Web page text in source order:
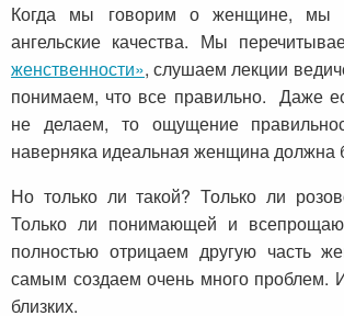
Когда мы говорим о женщине, мы
ангельские качества. Мы
женственности», слушаем лекции
понимаем, что все правильно. Даже
не делаем, то ощущение
наверняка идеальная женщина должна
Но только ли такой? Только ли
Только ли понимающей и
полностью отрицаем другую часть
самым создаем очень много проблем.
близких.